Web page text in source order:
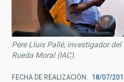
Pere Lluis Pallé, investigador del
Rueda Moral (IAC).
FECHA DE REALIZACIÓN 18/07/